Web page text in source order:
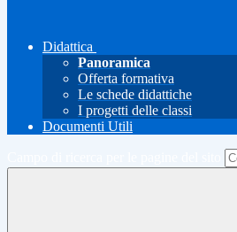
Didattica
Panoramica
Offerta formativa
Le schede didattiche
I progetti delle classi
Documenti Utili